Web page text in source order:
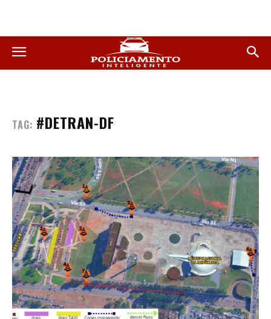
TAG: #DETRAN-DF